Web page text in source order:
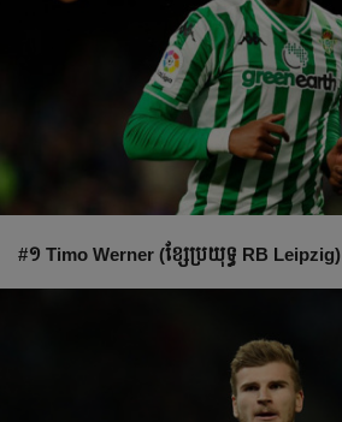
#១ Timo Werner (ខ្សែ​ប្រយុទ្ធ​ RB Leipzig)